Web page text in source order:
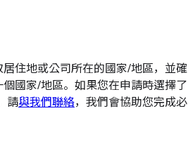
住地或公司所在的國家/地區，並確
國家/地區。如果您在申請時選擇了
請與我們聯絡，我們會協助您完成必